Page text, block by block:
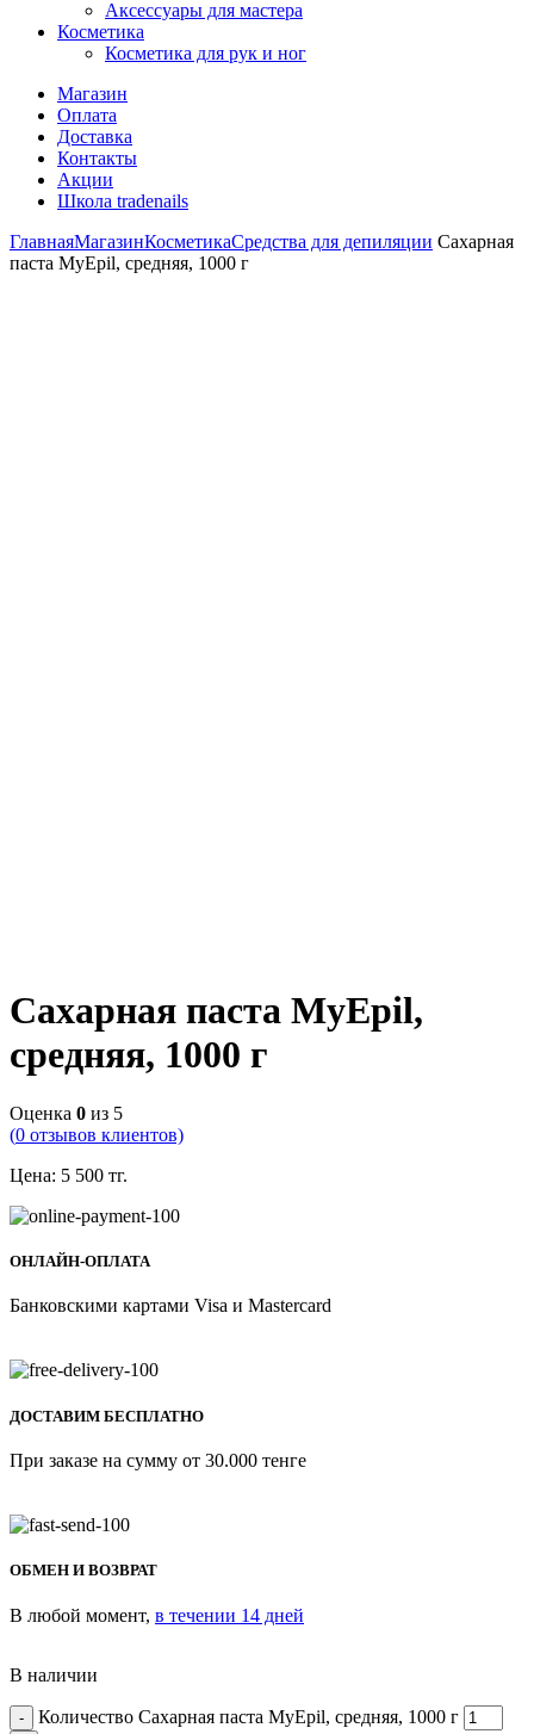
Аксессуары для мастера
Косметика
Косметика для рук и ног
Магазин
Оплата
Доставка
Контакты
Акции
Школа tradenails
ГлавнаяМагазинКосметикаСредства для депиляции Сахарная
паста MyEpil, средняя, 1000 г
Сахарная паста MyEpil,
средняя, 1000 г
Оценка 0 из 5
(0 отзывов клиентов)
Цена: 5 500 тг.
ОНЛАЙН-ОПЛАТА
Банковскими картами Visa и Mastercard
ДОСТАВИМ БЕСПЛАТНО
При заказе на сумму от 30.000 тенге
ОБМЕН И ВОЗВРАТ
В любой момент, в течении 14 дней
В наличии
Количество Сахарная паста MyEpil, средняя, 1000 г